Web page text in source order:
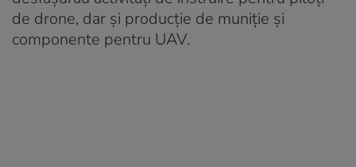
de drone, dar și producție de muniție și
componente pentru UAV.